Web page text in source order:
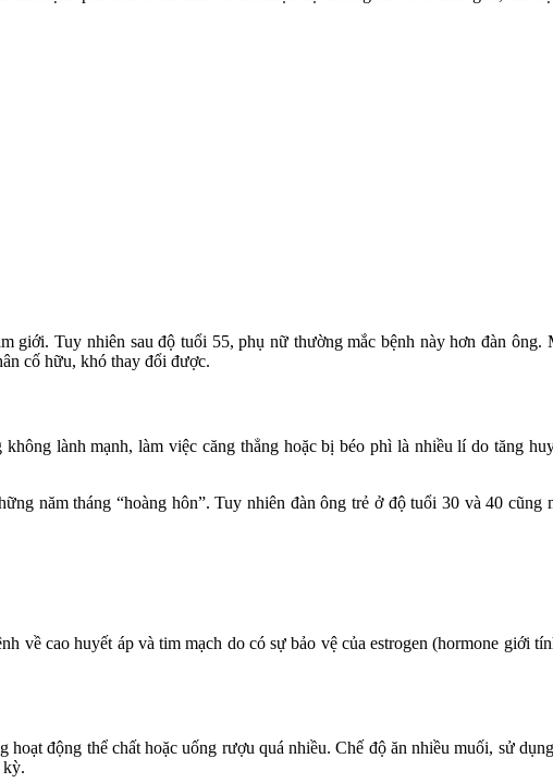
giới. Tuy nhiên sau độ tuổi 55, phụ nữ thường mắc bệnh này hơn đàn
cố hữu, khó thay đổi được.
lành mạnh, làm việc căng thẳng hoặc bị béo phì là nhiều lí do tăng
năm tháng “hoàng hôn”. Tuy nhiên đàn ông trẻ ở độ tuổi 30 và 40
về cao huyết áp và tim mạch do có sự bảo vệ của estrogen (hormone giới
động thể chất hoặc uống rượu quá nhiều. Chế độ ăn nhiều muối, sử
kỳ.